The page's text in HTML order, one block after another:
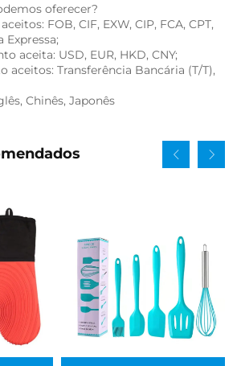
oferecer?
FOB, CIF, EXW, CIP, FCA, CPT,
Expressa;
aceita: USD, EUR, HKD, CNY;
aceitos: Transferência Bancária (T/T),
Chinês, Japonês